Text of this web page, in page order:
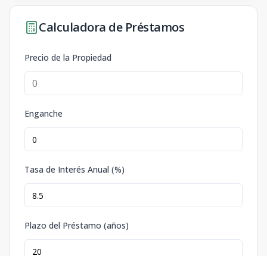
Calculadora de Préstamos
Precio de la Propiedad
Enganche
Tasa de Interés Anual (%)
Plazo del Préstamo (años)